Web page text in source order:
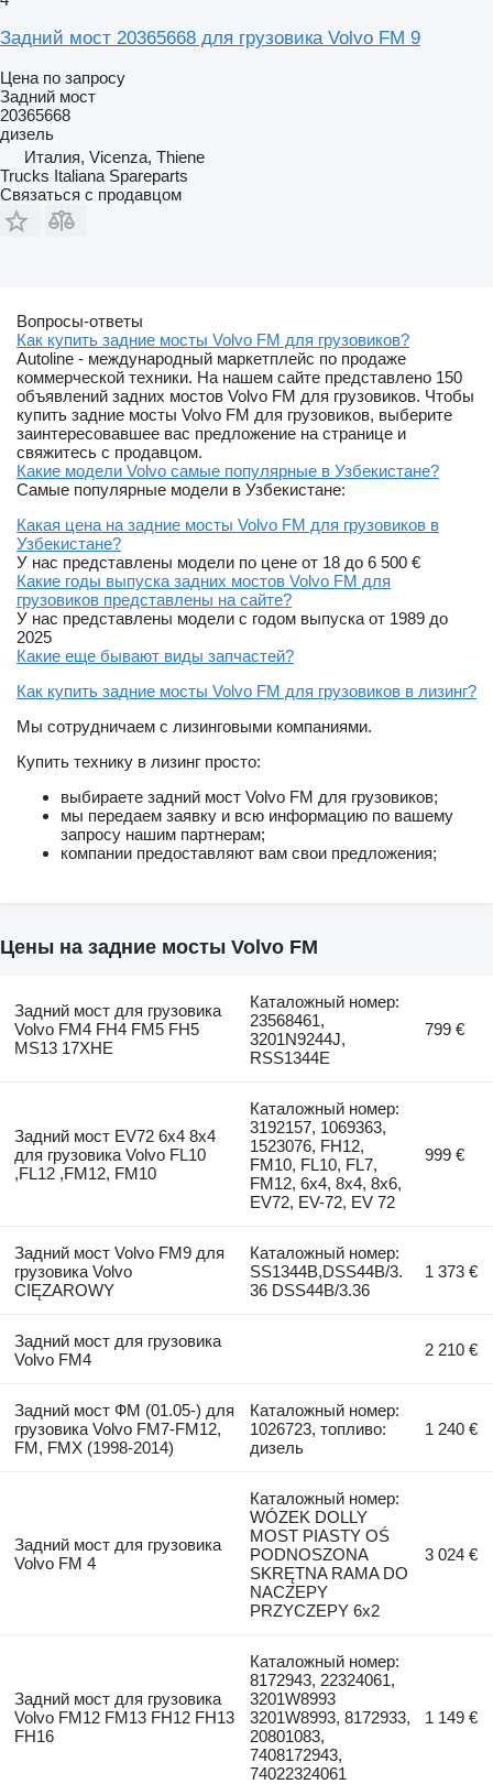
Задний мост 20365668 для грузовика Volvo FM 9
Цена по запросу
Задний мост
20365668
дизель
Италия, Vicenza, Thiene
Trucks Italiana Spareparts
Связаться с продавцом
Вопросы-ответы
Как купить задние мосты Volvo FM для грузовиков?
Autoline - международный маркетплейс по продаже
коммерческой техники. На нашем сайте представлено 150
объявлений задних мостов Volvo FM для грузовиков. Чтобы
купить задние мосты Volvo FM для грузовиков, выберите
заинтересовавшее вас предложение на странице и
свяжитесь с продавцом.
Какие модели Volvo самые популярные в Узбекистане?
Самые популярные модели в Узбекистане:
Какая цена на задние мосты Volvo FM для грузовиков в
Узбекистане?
У нас представлены модели по цене от 18 до 6 500 €
Какие годы выпуска задних мостов Volvo FM для
грузовиков представлены на сайте?
У нас представлены модели с годом выпуска от 1989 до
2025
Какие еще бывают виды запчастей?
Как купить задние мосты Volvo FM для грузовиков в лизинг?
Мы сотрудничаем с лизинговыми компаниями.
Купить технику в лизинг просто:
выбираете задний мост Volvo FM для грузовиков;
мы передаем заявку и всю информацию по вашему
запросу нашим партнерам;
компании предоставляют вам свои предложения;
Цены на задние мосты Volvo FM
Задний мост для грузовика
Volvo FM4 FH4 FM5 FH5
MS13 17XHE
Каталожный номер:
23568461,
3201N9244J,
RSS1344E
799 €
Задний мост EV72 6x4 8x4
для грузовика Volvo FL10
,FL12 ,FM12, FM10
Каталожный номер:
3192157, 1069363,
1523076, FH12,
FM10, FL10, FL7,
FM12, 6x4, 8x4, 8x6,
EV72, EV-72, EV 72
999 €
Задний мост Volvo FM9 для
грузовика Volvo
CIĘZAROWY
Каталожный номер:
SS1344B,DSS44B/3.
36 DSS44B/3.36
1 373 €
Задний мост для грузовика
Volvo FM4
2 210 €
Задний мост ФМ (01.05-) для
грузовика Volvo FM7-FM12,
FM, FMX (1998-2014)
Каталожный номер:
1026723, топливо:
дизель
1 240 €
Задний мост для грузовика
Volvo FM 4
Каталожный номер:
WÓZEK DOLLY
MOST PIASTY OŚ
PODNOSZONA
SKRĘTNA RAMA DO
NACZEPY
PRZYCZEPY 6x2
3 024 €
Задний мост для грузовика
Volvo FM12 FM13 FH12 FH13
FH16
Каталожный номер:
8172943, 22324061,
3201W8993
3201W8993, 8172933,
20801083,
7408172943,
74022324061
1 149 €